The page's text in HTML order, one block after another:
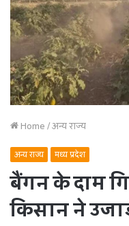
Home/अन्य राज्य
अन्य राज्य मध्य प्रदेश
बैंगन के दाम
किसान ने